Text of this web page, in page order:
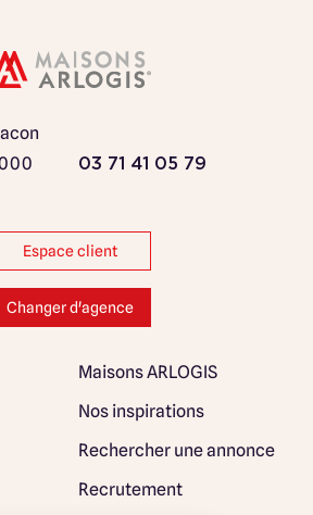
03 71 41 05 79
Espace client
Changer d'agence
Maisons ARLOGIS
Nos inspirations
Rechercher une annonce
Recrutement